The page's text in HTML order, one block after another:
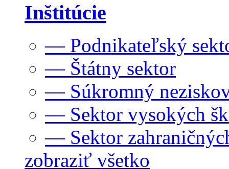
Inštitúcie
— Podnikateľský
— Štátny sektor
— Súkromný
— Sektor vysokých
— Sektor
zobraziť všetko